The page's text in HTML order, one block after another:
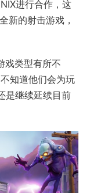
进行合作，这
新的射击游戏，
戏类型有所不
知道他们会为玩
是继续延续目前